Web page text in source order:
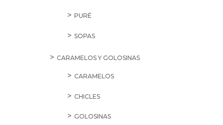
PURÉ
SOPAS
CARAMELOS Y GOLOSINAS
CARAMELOS
CHICLES
GOLOSINAS